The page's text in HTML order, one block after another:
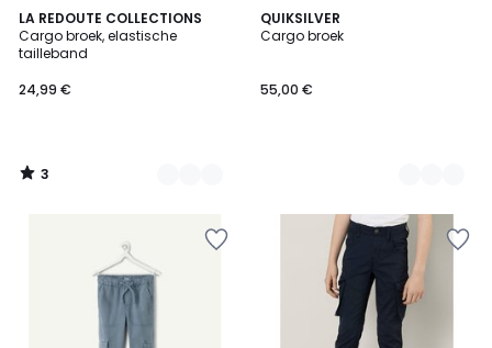
LA REDOUTE COLLECTIONS
Cargo broek, elastische
tailleband
24,99 €
3
/
5
2
Kleuren
3
/
QUIKSILVER
Cargo broek
55,00 €
2
Kleuren